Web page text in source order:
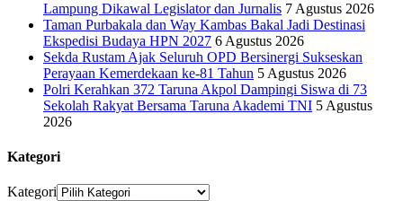
Lampung Dikawal Legislator dan Jurnalis 7 Agustus 2026
Taman Purbakala dan Way Kambas Bakal Jadi Destinasi
Ekspedisi Budaya HPN 2027 6 Agustus 2026
Sekda Rustam Ajak Seluruh OPD Bersinergi Sukseskan
Perayaan Kemerdekaan ke-81 Tahun 5 Agustus 2026
Polri Kerahkan 372 Taruna Akpol Dampingi Siswa di 73
Sekolah Rakyat Bersama Taruna Akademi TNI 5 Agustus
2026
Kategori
Kategori